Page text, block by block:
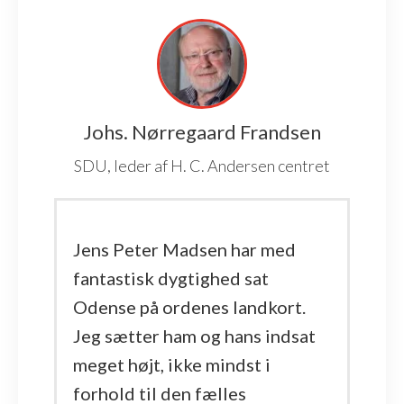
Johs. Nørregaard Frandsen
SDU, leder af H. C. Andersen centret
Jens Peter Madsen har med
fantastisk dygtighed sat
Odense på ordenes landkort.
Jeg sætter ham og hans indsat
meget højt, ikke mindst i
forhold til den fælles